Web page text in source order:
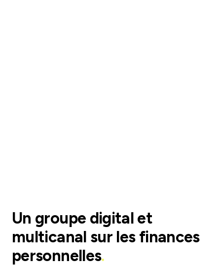
Un groupe digital et
multicanal sur les finances
personnelles.